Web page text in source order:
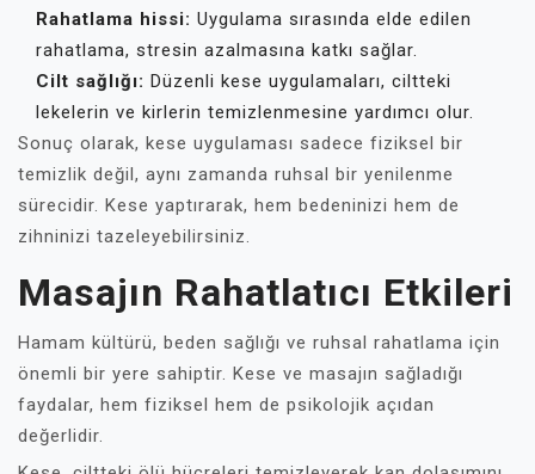
Rahatlama hissi: Uygulama sırasında elde edilen
rahatlama, stresin azalmasına katkı sağlar.
Cilt sağlığı: Düzenli kese uygulamaları, ciltteki
lekelerin ve kirlerin temizlenmesine yardımcı olur.
Sonuç olarak, kese uygulaması sadece fiziksel bir
temizlik değil, aynı zamanda ruhsal bir yenilenme
sürecidir. Kese yaptırarak, hem bedeninizi hem de
zihninizi tazeleyebilirsiniz.
Masajın Rahatlatıcı Etkileri
Hamam kültürü, beden sağlığı ve ruhsal rahatlama için
önemli bir yere sahiptir. Kese ve masajın sağladığı
faydalar, hem fiziksel hem de psikolojik açıdan
değerlidir.